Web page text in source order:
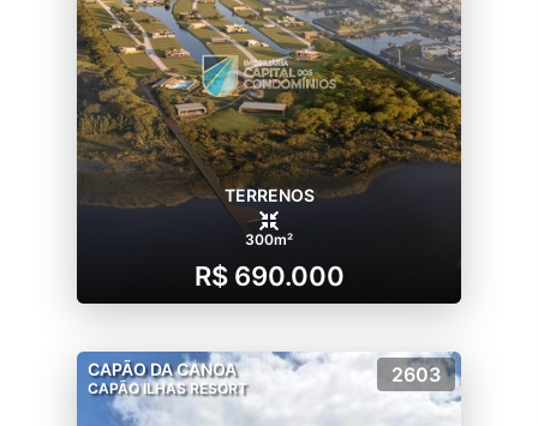
TERRENOS
300m²
R$ 690.000
CAPÃO DA CANOA
CAPÃO ILHAS RESORT
2603